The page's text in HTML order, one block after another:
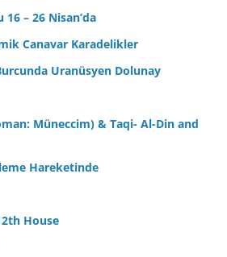
– 26 Nisan’da
Canavar Karadelikler
Uranüsyen Dolunay
Müneccim) & Taqi- Al-Din and
Hareketinde
House